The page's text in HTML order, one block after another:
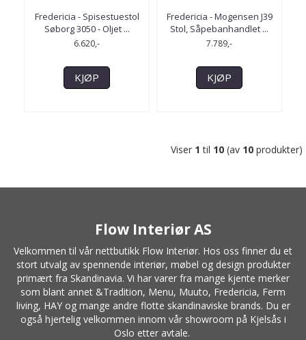
Fredericia - Spisestuestol
Søborg 3050 - Oljet ...
6.620,-
KJØP
Fredericia - Mogensen J39
Stol, Såpebanhandlet ...
7.789,-
KJØP
Viser 1 til 10 (av 10 produkter)
Flow Interiør AS
Velkommen til vår nettbutikk Flow Interiør. Hos oss finner du et
stort utvalg av spennende interiør, møbel og design produkter
primært fra Skandinavia. Vi har varer fra mange kjente merker
som blant annet &Tradition, Menu, Muuto, Fredericia, Ferm
living, HAYog mange andre flotte skandinaviske brands. Du er
også hjertelig velkommen innom vår showroom på Kjelsås i
Oslo etter avtale.